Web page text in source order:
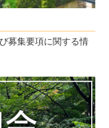
募集要項に関する情